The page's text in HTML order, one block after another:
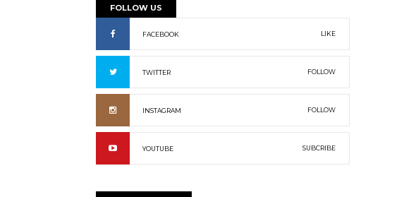
FOLLOW US
FACEBOOK LIKE
TWITTER FOLLOW
INSTAGRAM FOLLOW
YOUTUBE SUBCRIBE